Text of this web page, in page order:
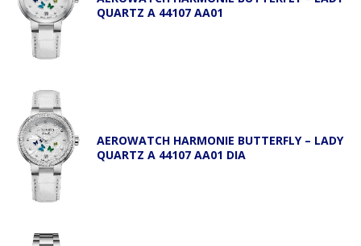
QUARTZ A 44107 AA01
AEROWATCH HARMONIE BUTTERFLY – LADY
QUARTZ A 44107 AA01 DIA